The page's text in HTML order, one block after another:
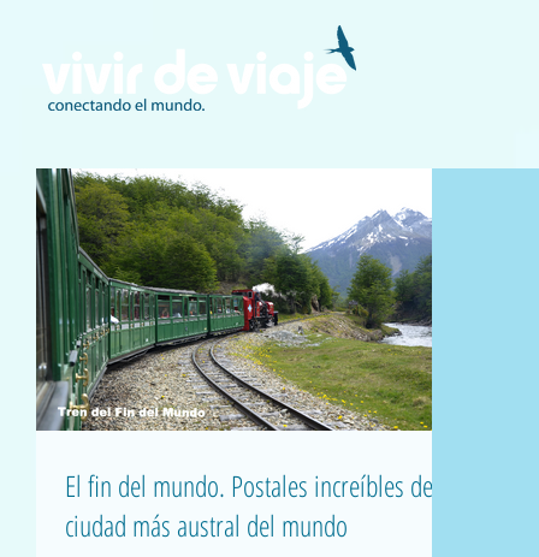
El fin del mundo. Postales increíbles de la
ciudad más austral del mundo